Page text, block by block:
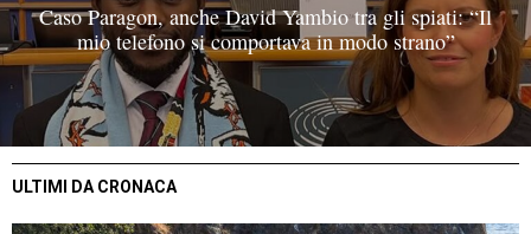
Caso Paragon, anche David Yambio tra gli spiati: “Il
mio telefono si comportava in modo strano”
ULTIMI DA CRONACA